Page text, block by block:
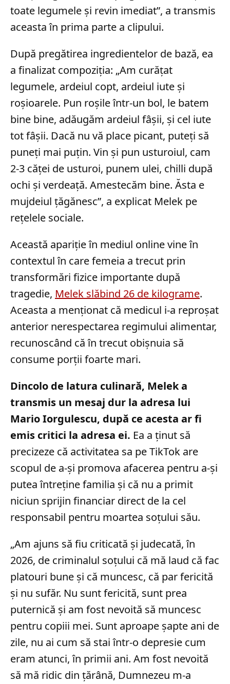
toate legumele și revin imediat”, a transmis
aceasta în prima parte a clipului.
După pregătirea ingredientelor de bază, ea
a finalizat compoziția: „Am curățat
legumele, ardeiul copt, ardeiul iute și
roșioarele. Pun roșile într-un bol, le batem
bine bine, adăugăm ardeiul fâșii, și cel iute
tot fâșii. Dacă nu vă place picant, puteți să
puneți mai puțin. Vin și pun usturoiul, cam
2-3 căței de usturoi, punem ulei, chilli după
ochi și verdeață. Amestecăm bine. Ăsta e
mujdeiul țăgănesc”, a explicat Melek pe
rețelele sociale.
Această apariție în mediul online vine în
contextul în care femeia a trecut prin
transformări fizice importante după
tragedie, Melek slăbind 26 de kilograme.
Aceasta a menționat că medicul i-a reproșat
anterior nerespectarea regimului alimentar,
recunoscând că în trecut obișnuia să
consume porții foarte mari.
Dincolo de latura culinară, Melek a
transmis un mesaj dur la adresa lui
Mario Iorgulescu, după ce acesta ar fi
emis critici la adresa ei. Ea a ținut să
precizeze că activitatea sa pe TikTok are
scopul de a-și promova afacerea pentru a-și
putea întreține familia și că nu a primit
niciun sprijin financiar direct de la cel
responsabil pentru moartea soțului său.
„Am ajuns să fiu criticată şi judecată, în
2026, de criminalul soţului că mă laud că fac
platouri bune şi că muncesc, că par fericită
şi nu sufăr. Nu sunt fericită, sunt prea
puternică şi am fost nevoită să muncesc
pentru copiii mei. Sunt aproape şapte ani de
zile, nu ai cum să stai într-o depresie cum
eram atunci, în primii ani. Am fost nevoită
să mă ridic din ţărână, Dumnezeu m-a